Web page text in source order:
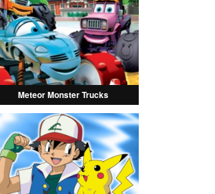
Meteor Monster Trucks